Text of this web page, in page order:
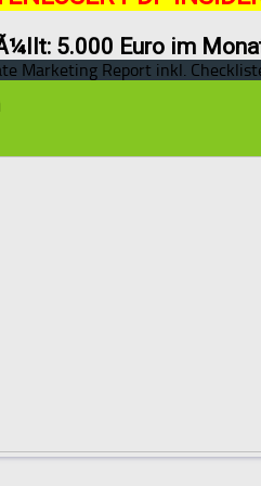
5.000 Euro im
Marketing Report inkl.